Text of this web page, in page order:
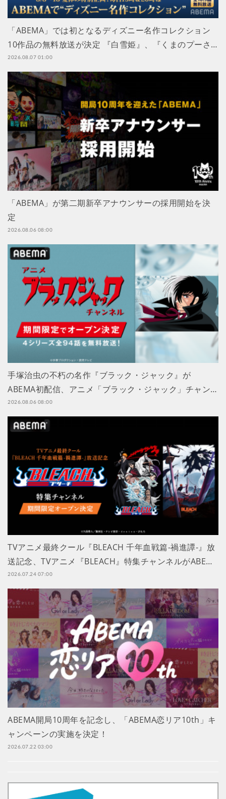
「ABEMA」では初となるディズニー名作コレクション
10作品の無料放送が決定 『白雪姫』、『くまのプーさ…
2026.08.07 01:00
「ABEMA」が第二期新卒アナウンサーの採用開始を決
定
2026.08.06 08:00
手塚治虫の不朽の名作『ブラック・ジャック』が
ABEMA初配信、アニメ「ブラック・ジャック」チャン…
2026.08.06 08:00
TVアニメ最終クール『BLEACH 千年血戦篇-禍進譚-』放
送記念、TVアニメ『BLEACH』特集チャンネルがABE…
2026.07.24 07:00
ABEMA開局10周年を記念し、「ABEMA恋リア10th」キ
ャンペーンの実施を決定！
2026.07.22 03:00